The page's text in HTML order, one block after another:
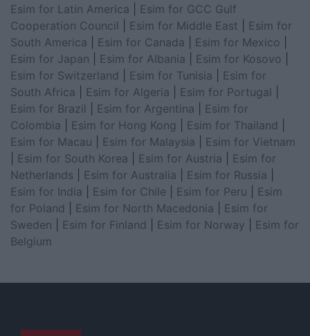
Esim for Latin America
Esim for GCC Gulf
Cooperation Council
Esim for Middle East
Esim for
South America
Esim for Canada Esim for Mexico
Esim for Japan
Esim for Albania Esim for Kosovo
Esim for Switzerland
Esim for Tunisia
Esim for
South Africa
Esim for Algeria Esim for Portugal
Esim for Brazil
Esim for Argentina
Esim for
Colombia
Esim for Hong Kong Esim for Thailand
Esim for Macau
Esim for Malaysia
Esim for Vietnam
Esim for South Korea Esim for Austria
Esim for
Netherlands
Esim for Australia Esim for Russia
Esim for India
Esim for Chile Esim for Peru
Esim
for Poland
Esim for North Macedonia
Esim for
Sweden
Esim for Finland Esim for Norway
Esim for
Belgium